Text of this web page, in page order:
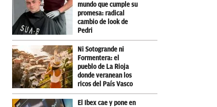
mundo que cumple su
promesa: radical
cambio de look de
Pedri
Ni Sotogrande ni
Formentera: el
pueblo de La Rioja
donde veranean los
ricos del País Vasco
El Ibex cae y pone en